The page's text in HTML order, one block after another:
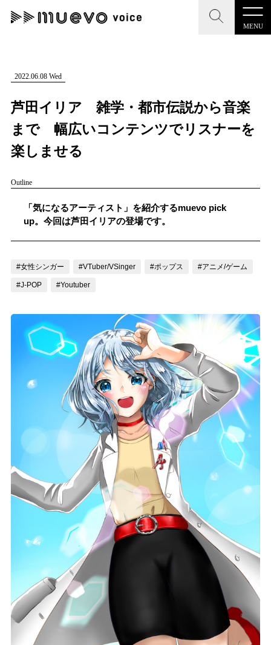
MENU
CLOSE
記事を検索する
#男性シンガー #HR/HM #女性シンガー
CLOSE
"読者の声を形にする”音楽特化メディア
MENU
記事一覧
プレスリリース一覧
お問い合わせ
記事リクエスト
ログイン
LINK
muevoクラウドファンディング
muevoコミュニティ
ぶいクラ！by muevo
ぶいコミュ！by muevo
ぶいマガ！ by muevo
Official SNS
2022.06.08 Wed
芦田イリア 雑学・都市伝説から音楽
まで 幅広いコンテンツでリスナーを
楽しませる
Outline
「気になるアーティスト」を紹介するmuevo pick
up。今回は芦田イリアの登場です。
#女性シンガー #VTuber/VSinger #ポップス #アニメ/ゲーム
#J-POP #Youtuber